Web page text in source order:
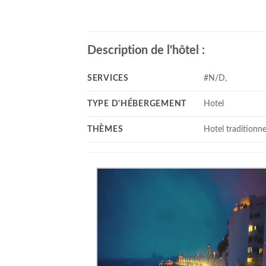
Description de l'hôtel :
SERVICES #N/D,
TYPE D'HÉBERGEMENT Hotel
THÈMES Hotel